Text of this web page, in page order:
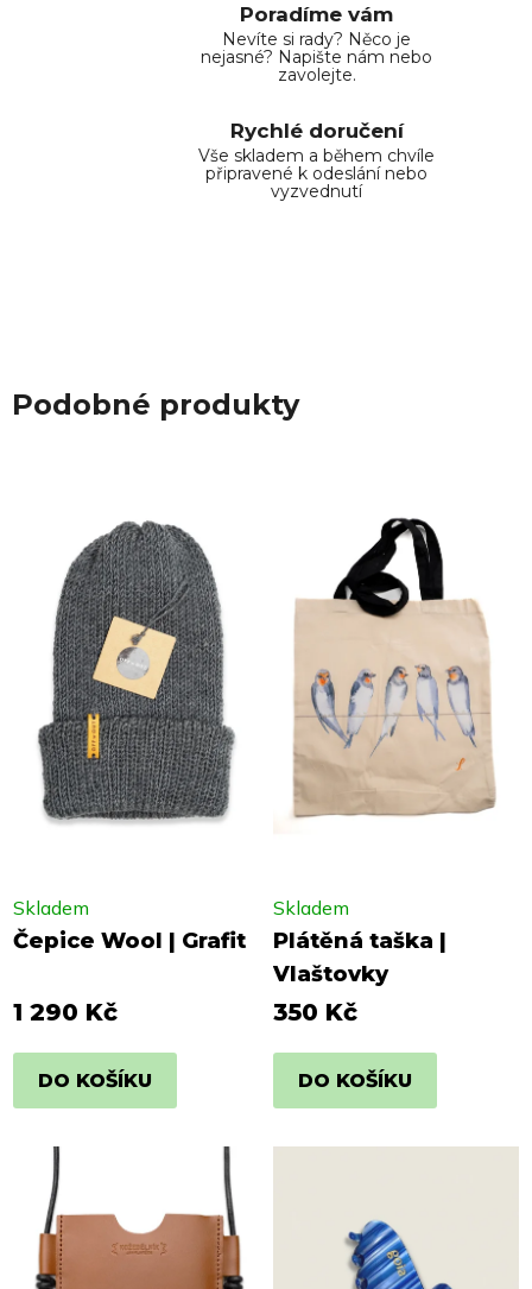
Poradíme vám
Nevíte si rady? Něco je
nejasné? Napište nám nebo
zavolejte.
Rychlé doručení
Vše skladem a během chvíle
připravené k odeslání nebo
vyzvednutí
Podobné produkty
Čepice Wool | Grafit
Skladem
1 290 Kč
DO KOŠÍKU
Plátěná taška |
Vlaštovky
Skladem
350 Kč
DO KOŠÍKU